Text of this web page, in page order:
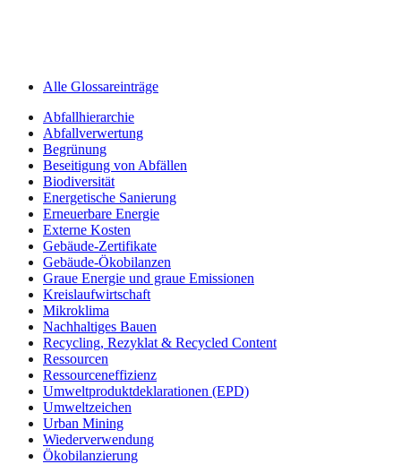
Alle Glossareinträge
Abfallhierarchie
Abfallverwertung
Begrünung
Beseitigung von Abfällen
Biodiversität
Energetische Sanierung
Erneuerbare Energie
Externe Kosten
Gebäude-Zertifikate
Gebäude-Ökobilanzen
Graue Energie und graue Emissionen
Kreislaufwirtschaft
Mikroklima
Nachhaltiges Bauen
Recycling, Rezyklat & Recycled Content
Ressourcen
Ressourceneffizienz
Umweltprodukt­deklarationen (EPD)
Umweltzeichen
Urban Mining
Wiederverwendung
Ökobilanzierung